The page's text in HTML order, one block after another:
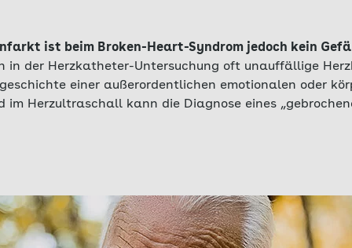
ist beim Broken-Heart-Syndrom jedoch kein
in der Herzkatheter-Untersuchung oft unauffällige
einer außerordentlichen emotionalen oder
im Herzultraschall kann die Diagnose eines